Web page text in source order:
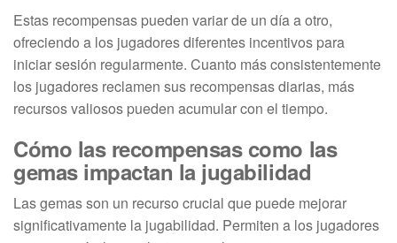
Estas recompensas pueden variar de un día a otro,
ofreciendo a los jugadores diferentes incentivos para
iniciar sesión regularmente. Cuanto más consistentemente
los jugadores reclamen sus recompensas diarias, más
recursos valiosos pueden acumular con el tiempo.
Cómo las recompensas como las
gemas impactan la jugabilidad
Las gemas son un recurso crucial que puede mejorar
significativamente la jugabilidad. Permiten a los jugadores